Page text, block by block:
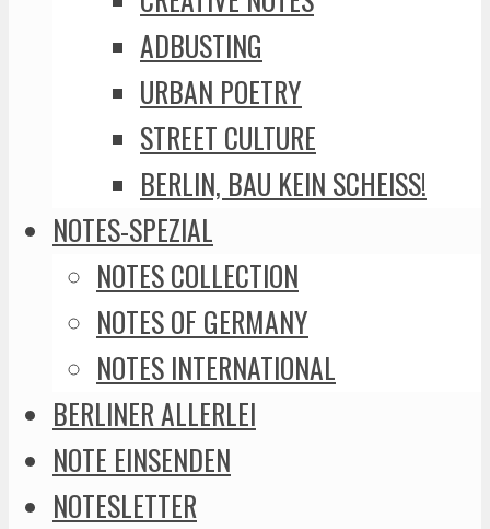
ADBUSTING
URBAN POETRY
STREET CULTURE
BERLIN, BAU KEIN SCHEISS!
NOTES-SPEZIAL
NOTES COLLECTION
NOTES OF GERMANY
NOTES INTERNATIONAL
BERLINER ALLERLEI
NOTE EINSENDEN
NOTESLETTER